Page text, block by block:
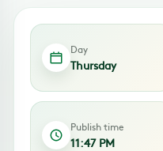
Day
Thursday
Publish time
11:47 PM